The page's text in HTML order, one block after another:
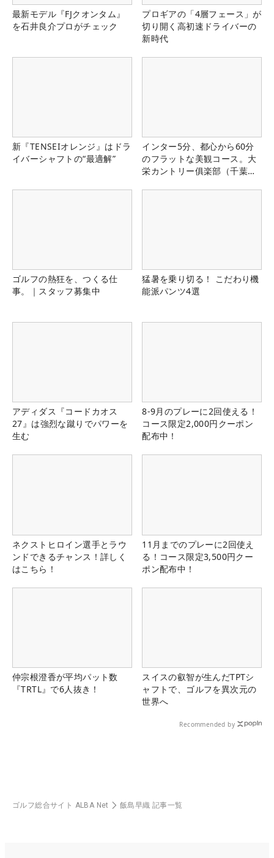
最新モデル『FJクオンタム』
を石井良介プロがチェック
プロギアの「4層フェース」が
切り開く高初速ドライバーの
新時代
新『TENSEIオレンジ』はドラ
イバーシャフトの“最適解”
インター5分、都心から60分
のフラットな美観コース。大
栄カントリー俱楽部（千葉
ゴルフの熱狂を、つくる仕
事。｜スタッフ募集中
猛暑を乗り切る！ こだわり機
能派パンツ4選
アディダス『コードカオス
27』は強烈な蹴りでパワーを
生む
8-9月のプレーに2回使える！
コース限定2,000円クーポン
配布中！
ネクストヒロイン選手とラウ
ンドできるチャンス！詳しく
はこちら！
11月までのプレーに2回使え
る！コース限定3,500円クー
ポン配布中！
仲宗根澄香が平均パット数
『TRTL』で6人抜き！
スイスの叡智が生んだTPTシ
ャフトで、ゴルフを異次元の
世界へ
Recommended by
ゴルフ総合サイト ALBA Net 飯島早織 記事一覧